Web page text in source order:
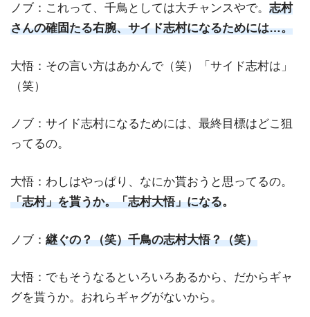
ノブ：これって、千鳥としては大チャンスやで。 志村
さんの確固たる右腕、サイド志村になるためには…。
大悟：その言い方はあかんで（笑）「サイド志村は」
（笑）
ノブ：サイド志村になるためには、最終目標はどこ狙
ってるの。
大悟：わしはやっぱり、なにか貰おうと思ってるの。
「志村」を貰うか。「志村大悟」になる。
ノブ： 継ぐの？（笑）千鳥の志村大悟？（笑）
大悟：でもそうなるといろいろあるから、だからギャ
グを貰うか。おれらギャグがないから。